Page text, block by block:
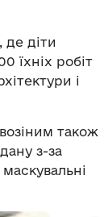
де діти
їхніх робіт
і
також
з-за